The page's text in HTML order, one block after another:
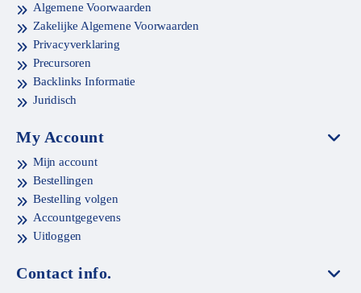
Algemene Voorwaarden
Zakelijke Algemene Voorwaarden
Privacyverklaring
Precursoren
Backlinks Informatie
Juridisch
My Account
Mijn account
Bestellingen
Bestelling volgen
Accountgegevens
Uitloggen
Contact info.